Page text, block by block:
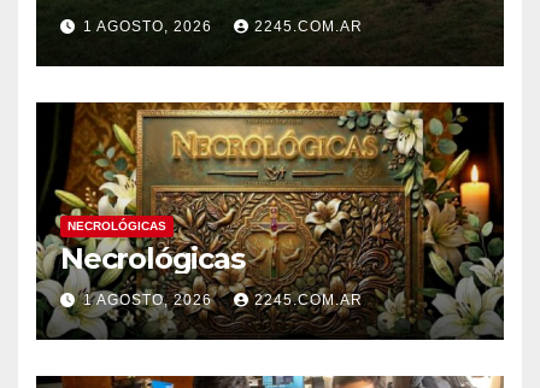
SINIESTRO QUE TERMINÓ
CON DESPISTE Y VUELCO
1 AGOSTO, 2026 2245.COM.AR
NECROLÓGICAS
Necrológicas
1 AGOSTO, 2026 2245.COM.AR